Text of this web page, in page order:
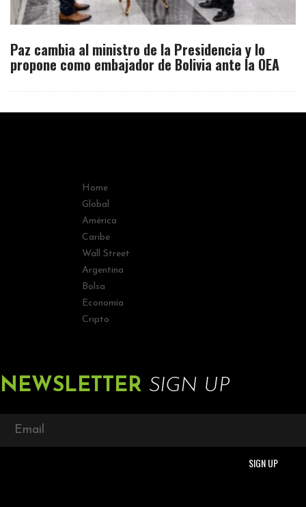
Paz cambia al ministro de la Presidencia y lo
propone como embajador de Bolivia ante la OEA
Home
Global
América
Caribe
Wall Street
Argentina
Bolsa
Economía
Cripto
NEWSLETTER SIGN UP